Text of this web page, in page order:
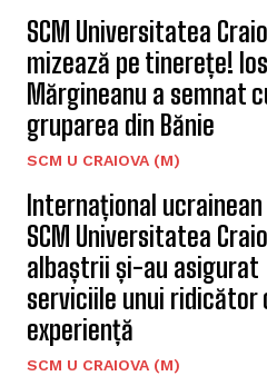
SCM Universitatea
mizează pe tinerețe!
Mărgineanu a semnat
gruparea din Bănie
SCM U CRAIOVA (M)
Internațional
SCM Universitatea
albaștrii și-au asigurat
serviciile unui ridicător
experiență
SCM U CRAIOVA (M)